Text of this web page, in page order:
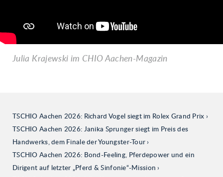
Julia Krajewski im CHIO Aachen-Magazin
TSCHIO Aachen 2026: Richard Vogel siegt im Rolex Grand Prix
TSCHIO Aachen 2026: Janika Sprunger siegt im Preis des
Handwerks, dem Finale der Youngster-Tour
TSCHIO Aachen 2026: Bond-Feeling, Pferdepower und ein
Dirigent auf letzter „Pferd & Sinfonie“-Mission